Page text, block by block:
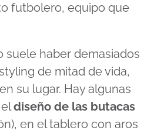
futbolero, equipo que
suele haber demasiados
de mitad de vida,
su lugar. Hay algunas
diseño de las butacas
en el tablero con aros